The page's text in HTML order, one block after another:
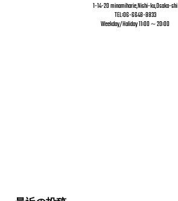
1-14-20 minamihorie,Nishi-ku,Osaka-shi
TEL:06-6648-8833
Weekday/Holiday 11:00～20:00